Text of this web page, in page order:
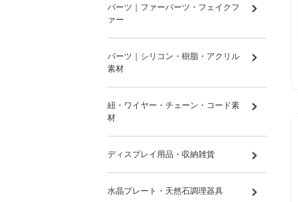
パーツ｜ファーパーツ・フェイクフ
ァー
パーツ｜シリコン・樹脂・アクリル
素材
紐・ワイヤー・チェーン・コード素
材
ディスプレイ用品・収納雑貨
水晶プレート・天然石調理器具